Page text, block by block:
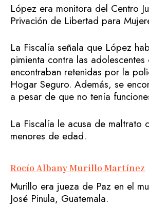
López era monitora del Centro
Privación de Libertad para
La Fiscalía señala que López
pimienta contra las
encontraban retenidas por la
Hogar Seguro. Además, se
a pesar de que no tenía
La Fiscalía le acusa de maltrato
menores de edad.
Rocío Albany Murillo Martínez
Murillo era jueza de Paz en el
José Pinula, Guatemala.